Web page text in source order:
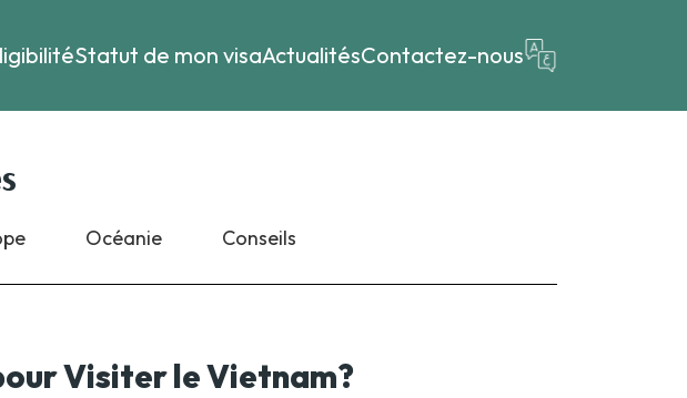
Statut de mon visaActualitésContactez-nous
Océanie Conseils
Visiter le Vietnam?